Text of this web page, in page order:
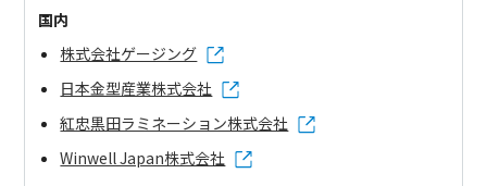
国内
株式会社ゲージング
日本金型産業株式会社
紅忠黒田ラミネーション株式会社
Winwell Japan株式会社